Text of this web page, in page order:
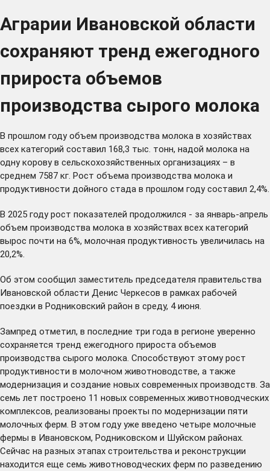
Аграрии Ивановской области
сохраняют тренд ежегодного
прироста объемов
производства сырого молока
В прошлом году объем производства молока в хозяйствах
всех категорий составил 168,3 тыс. тонн, надой молока на
одну корову в сельскохозяйственных организациях – в
среднем 7587 кг. Рост объема производства молока и
продуктивности дойного стада в прошлом году составил 2,4%.
В 2025 году рост показателей продолжился - за январь-апрель
объем производства молока в хозяйствах всех категорий
вырос почти на 6%, молочная продуктивность увеличилась на
20,2%.
Об этом сообщил заместитель председателя правительства
Ивановской области Денис Черкесов в рамках рабочей
поездки в Родниковский район в среду, 4 июня.
Зампред отметил, в последние три года в регионе уверенно
сохраняется тренд ежегодного прироста объемов
производства сырого молока. Способствуют этому рост
продуктивности в молочном животноводстве, а также
модернизация и создание новых современных производств. За
семь лет построено 11 новых современных животноводческих
комплексов, реализованы проекты по модернизации пяти
молочных ферм. В этом году уже введено четыре молочные
фермы в Ивановском, Родниковском и Шуйском районах.
Сейчас на разных этапах строительства и реконструкции
находится еще семь животноводческих ферм по разведению